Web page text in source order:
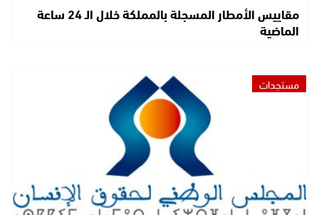
مقاييس الأمطار المسجلة بالمملكة خلال الـ 24 ساعة
الماضية
مستجدات